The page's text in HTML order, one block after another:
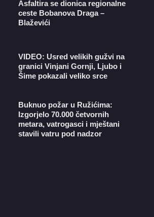
Asfaltira se dionica regionalne
ceste Bobanova Draga –
Blaževići
VIDEO: Usred velikih gužvi na
granici Vinjani Gornji, Ljubo i
Šime pokazali veliko srce
Buknuo požar u Ružićima:
Izgorjelo 70.000 četvornih
metara, vatrogasci i mještani
stavili vatru pod nadzor